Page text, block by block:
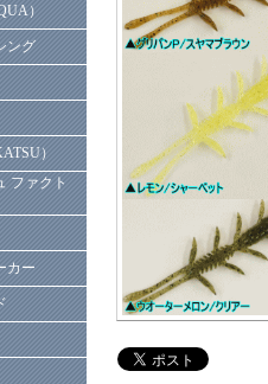
）
ング
）
ファクト
カー